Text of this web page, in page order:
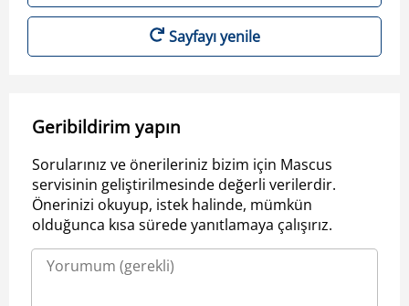
Sayfayı yenile
Geribildirim yapın
Sorularınız ve önerileriniz bizim için Mascus
servisinin geliştirilmesinde değerli verilerdir.
Önerinizi okuyup, istek halinde, mümkün
olduğunca kısa sürede yanıtlamaya çalışırız.